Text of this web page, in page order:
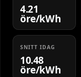
4.21
öre/kWh
SNITT IDAG
10.48
öre/kWh